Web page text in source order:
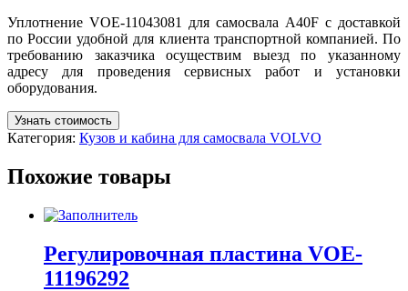
Уплотнение VOE-11043081 для самосвала A40F с доставкой
по России удобной для клиента транспортной компанией. По
требованию заказчика осуществим выезд по указанному
адресу для проведения сервисных работ и установки
оборудования.
Узнать стоимость
Категория: Кузов и кабина для самосвала VOLVO
Похожие товары
Регулировочная пластина VOE-
11196292